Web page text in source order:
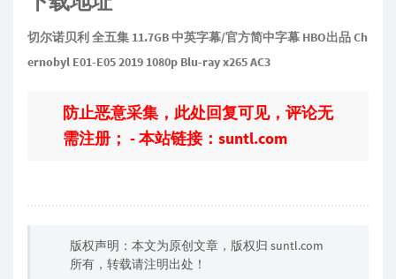
切尔诺贝利 全五集 11.7GB 中英字幕/官方简中字幕 HBO出品 Ch
ernobyl E01-E05 2019 1080p Blu-ray x265 AC3
防止恶意采集，此处回复可见，评论无
需注册； - 本站链接：suntl.com
版权声明：本文为原创文章，版权归 suntl.com
所有，转载请注明出处！